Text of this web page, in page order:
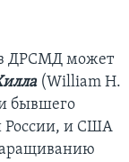
ДРСМД может
(William H.
бывшего
России, и США